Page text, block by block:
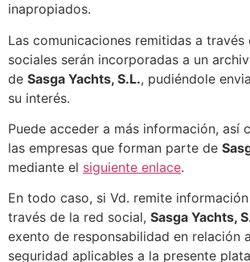
inapropiados.
Las comunicaciones remitidas a través
sociales serán incorporadas a un
de Sasga Yachts, S.L., pudiéndole
su interés.
Puede acceder a más información, así
las empresas que forman parte de
mediante el siguiente enlace.
En todo caso, si Vd. remite
través de la red social, Sasga Yachts,
exento de responsabilidad en relación
seguridad aplicables a la presente